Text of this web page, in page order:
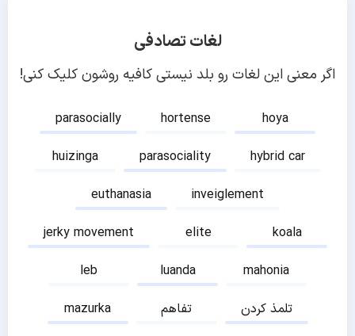
لغات تصادفی
اگر معنی این لغات رو بلد نیستی کافیه روشون کلیک کنی!
parasocially hortense
hoya
huizinga
parasociality
hybrid car
euthanasia
inveiglement
jerky movement
elite
koala
leb
luanda
mahonia
mazurka
تفاهم
تلمذ کردن